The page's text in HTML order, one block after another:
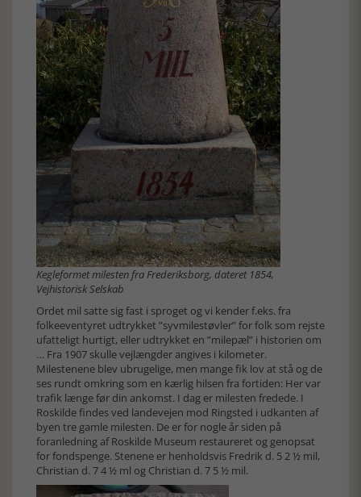
Kegleformet milesten fra Frederiksborg, dateret 1854,
Vejhistorisk Selskab
Ordet mil satte sig fast i sproget og vi kender f.eks. fra
folkeeventyret udtrykket ”syvmilestøvler” for folk som rejste
ufatteligt hurtigt, eller udtrykket en ”milepæl” i historien om
… Fra 1907 skulle vejlængder angives i kilometer.
Milestenene blev ubrugelige, men mange fik lov at stå og de
ses rundt omkring som en kærlig hilsen fra fortiden: Her var
trafik længe før din ankomst. I dag er milesten fredede. I
Roskilde findes ved landevejen mod Ringsted i udkanten af
byen tre gamle milesten. De er for nogle år siden på
foranledning af Roskilde Museum restaureret og genopsat
for fondspenge. Stenene er henholdsvis Fredrik d. 5 2 ½ mil,
Christian d. 7 4 ½ ml og Christian d. 7 5 ½ mil.